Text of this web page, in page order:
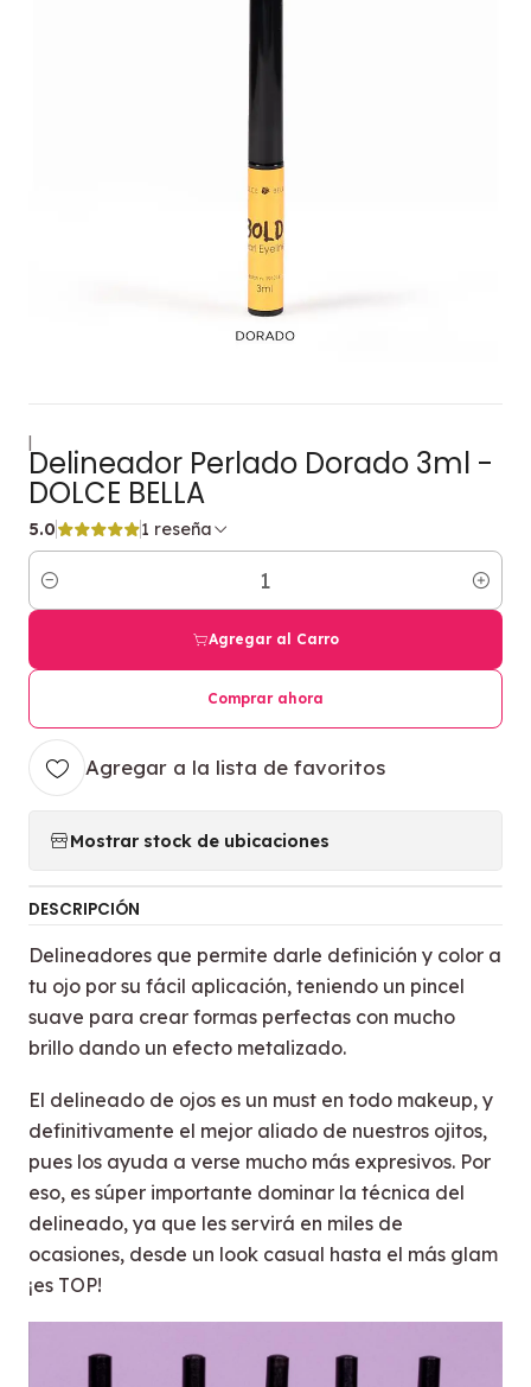
|
Delineador Perlado Dorado 3ml -
DOLCE BELLA
5.0 1 reseña
Cantidad
Agregar al Carro
Comprar ahora
Agregar a la lista de favoritos
Mostrar stock de ubicaciones
DESCRIPCIÓN
Delineadores que permite darle definición y color a
tu ojo por su fácil aplicación, teniendo un pincel
suave para crear formas perfectas con mucho
brillo dando un efecto metalizado.
El delineado de ojos es un must en todo makeup, y
definitivamente el mejor aliado de nuestros ojitos,
pues los ayuda a verse mucho más expresivos. Por
eso, es súper importante dominar la técnica del
delineado, ya que les servirá en miles de
ocasiones, desde un look casual hasta el más glam
¡es TOP!